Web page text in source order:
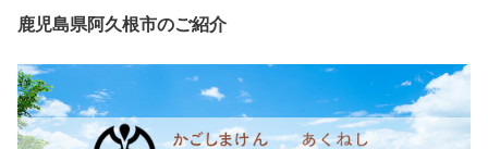
鹿児島県阿久根市のご紹介